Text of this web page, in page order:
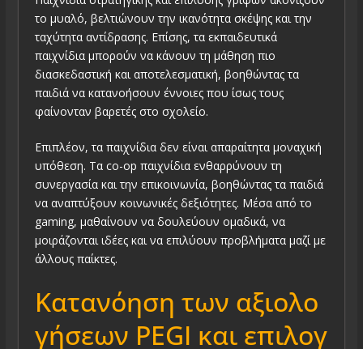
το μυαλό, βελτιώνουν την ικανότητα σκέψης και την
ταχύτητα αντίδρασης. Επίσης, τα εκπαιδευτικά
παιχνίδια μπορούν να κάνουν τη μάθηση πιο
διασκεδαστική και αποτελεσματική, βοηθώντας τα
παιδιά να κατανοήσουν έννοιες που ίσως τους
φαίνονταν βαρετές στο σχολείο.
Επιπλέον, τα παιχνίδια δεν είναι απαραίτητα μοναχική
υπόθεση. Τα co-οp παιχνίδια ενθαρρύνουν τη
συνεργασία και την επικοινωνία, βοηθώντας τα παιδιά
να αναπτύξουν κοινωνικές δεξιότητες. Μέσα από το
gaming, μαθαίνουν να δουλεύουν ομαδικά, να
μοιράζονται ιδέες και να επιλύουν προβλήματα μαζί με
άλλους παίκτες.
Κατανόηση των αξιολο
γήσεων PEGI και επιλογ